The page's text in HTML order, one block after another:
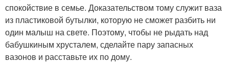
спокойствие в семье. Доказательством тому служит ваза
из пластиковой бутылки, которую не сможет разбить ни
один малыш на свете. Поэтому, чтобы не рыдать над
бабушкиным хрусталем, сделайте пару запасных
вазонов и расставьте их по дому.